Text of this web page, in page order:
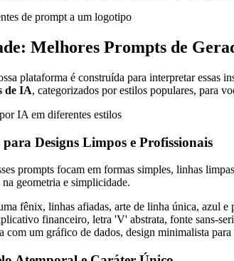
Melhores Prompts de
plataforma é construída para interpretar essas
de IA, categorizados por estilos populares, para
Designs Limpos e Profissionais
prompts focam em formas simples, linhas
geometria e simplicidade.
fênix, linhas afiadas, arte de linha única, azul e
financeiro, letra 'V' abstrata, fonte sans-
com um gráfico de dados, design minimalista